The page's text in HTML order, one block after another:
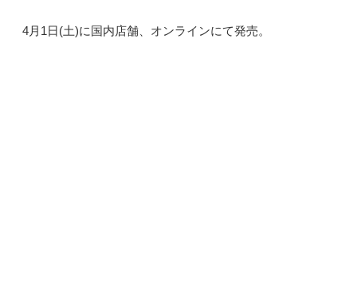
4月1日(土)に国内店舗、オンラインにて発売。